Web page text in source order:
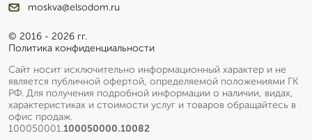
moskva@elsodom.ru
© 2016 - 2026 гг.
Политика конфиденциальности
Сайт носит исключительно информационный характер и не
является публичной офертой, определяемой положениями ГК
РФ. Для получения подробной информации о наличии, видах,
характеристиках и стоимости услуг и товаров обращайтесь в
офис продаж.
100050001.100050000.10082